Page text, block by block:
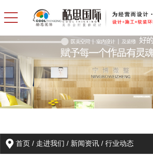
首页 / 走进我们 / 新闻资讯 /行业动态